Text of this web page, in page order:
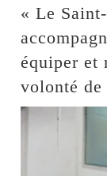
« Le
équiper et
volonté